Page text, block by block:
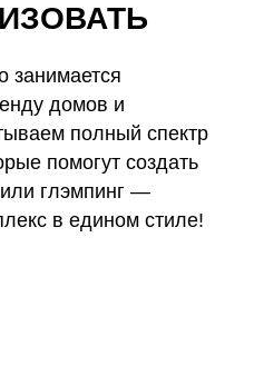
занимается
домов и
полный спектр
помогут создать
или глэмпинг —
в едином стиле!